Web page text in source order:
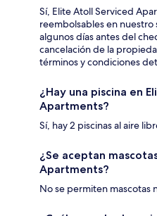
Sí, Elite Atoll Serviced
reembolsables en
algunos días antes del
cancelación de la
términos y condiciones
¿Hay una piscina en
Apartments?
Sí, hay 2 piscinas al aire
¿Se aceptan
Apartments?
No se permiten mascotas